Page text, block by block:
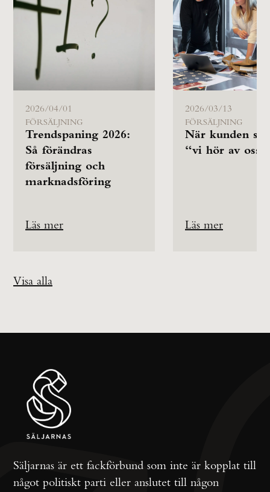
Visa alla
2026/04/01
FÖRSÄLJNING
Trendspaning 2026:
Så förändras
försäljning och
marknadsföring
Läs mer
2026/03/13
FÖRSÄLJNING
När kunden
“vi hör av oss”
Läs mer
Säljarnas är ett fackförbund som inte är kopplat till
något politiskt parti eller anslutet till någon